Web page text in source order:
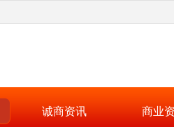
诚商资讯 商业